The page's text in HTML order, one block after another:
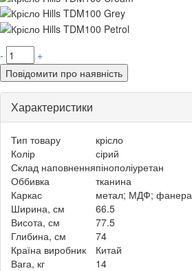
-
+
Повідомити про наявність
Характеристики
Тип товару
крісло
Колір
сірий
Склад наповненняпінополіуретан
Оббивка
тканина
Каркас
метал; МДФ; фанера
Ширина, см
66.5
Висота, см
77.5
Глибина, см
74
Країна виробник
Китай
Вага, кг
14